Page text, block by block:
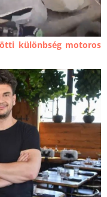
különbség motoros